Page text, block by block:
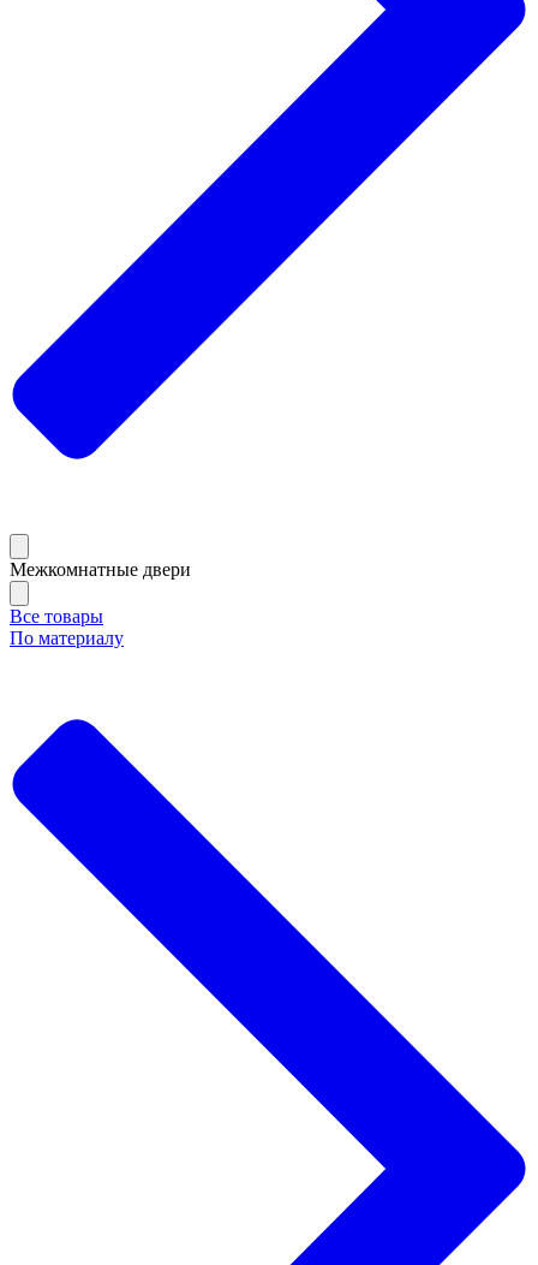
Межкомнатные двери
Все товары
По материалу